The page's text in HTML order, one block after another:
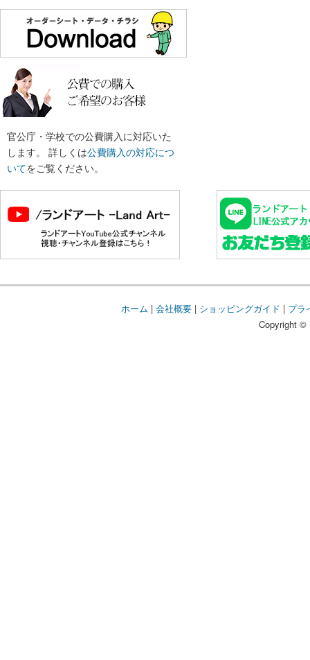
官公庁・学校での公費購入に対応いた
します。 詳しくは公費購入の対応につ
いてをご覧ください。
ホーム | 会社概要| ショッピングガイド | プラ
Copyright ©